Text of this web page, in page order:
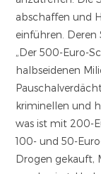
abschaffen und
einführen. Deren
„Der 500-Euro-
halbseidenen
kriminellen und
was ist mit 200-
100- und 50-
Drogen gekauft,